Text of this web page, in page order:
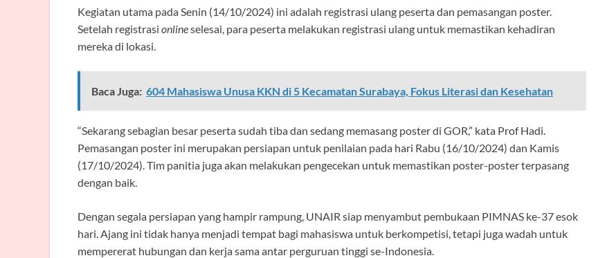
Kegiatan utama pada Senin (14/10/2024) ini adalah registrasi ulang peserta dan pemasangan poster.
Setelah registrasi onlineselesai, para peserta melakukan registrasi ulang untuk memastikan kehadiran
mereka di lokasi.
Baca Juga: 604 Mahasiswa Unusa KKN di 5 Kecamatan Surabaya, Fokus Literasi dan Kesehatan
“Sekarang sebagian besar peserta sudah tiba dan sedang memasang poster di GOR,” kata Prof Hadi.
Pemasangan poster ini merupakan persiapan untuk penilaian pada hari Rabu (16/10/2024) dan Kamis
(17/10/2024). Tim panitia juga akan melakukan pengecekan untuk memastikan poster-poster terpasang
dengan baik.
Dengan segala persiapan yang hampir rampung, UNAIR siap menyambut pembukaan PIMNAS ke-37 esok
hari. Ajang ini tidak hanya menjadi tempat bagi mahasiswa untuk berkompetisi, tetapi juga wadah untuk
mempererat hubungan dan kerja sama antar perguruan tinggi se-Indonesia.